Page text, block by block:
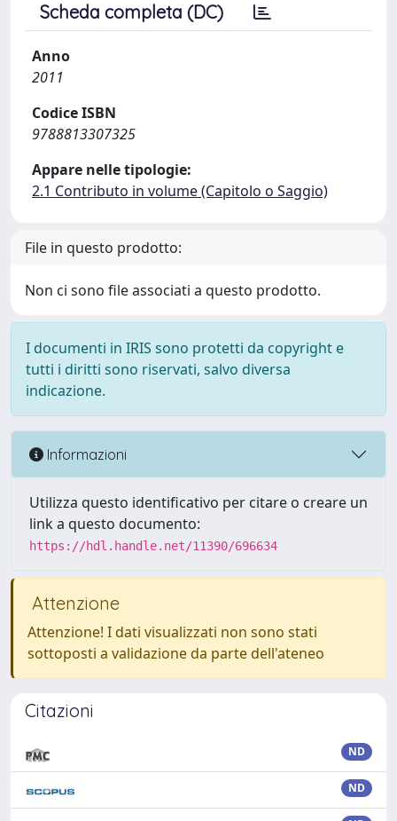
Scheda completa (DC)
Anno
2011
Codice ISBN
9788813307325
Appare nelle tipologie:
2.1 Contributo in volume (Capitolo o Saggio)
File in questo prodotto:
Non ci sono file associati a questo prodotto.
I documenti in IRIS sono protetti da copyright e
tutti i diritti sono riservati, salvo diversa
indicazione.
Informazioni
Utilizza questo identificativo per citare o creare un
link a questo documento:
https://hdl.handle.net/11390/696634
Attenzione
Attenzione! I dati visualizzati non sono stati
sottoposti a validazione da parte dell'ateneo
Citazioni
ND
ND